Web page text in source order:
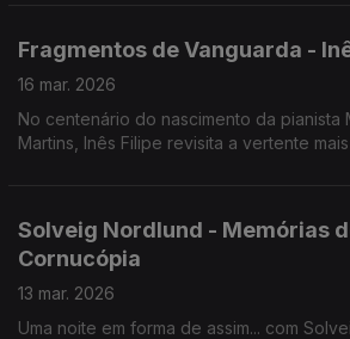
Fragmentos de Vanguarda -
16 mar. 2026
No centenário do nascimento da pianista
Martins, Inês Filipe revisita a vertente
Solveig Nordlund - Memórias
Cornucópia
13 mar. 2026
Uma noite em forma de assim... com